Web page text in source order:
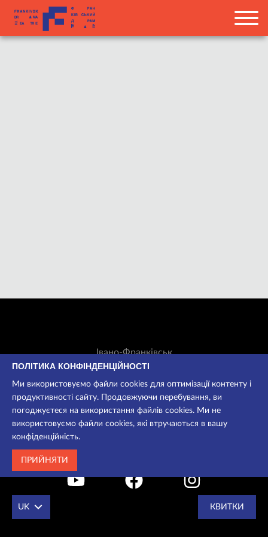
Івано-Франківськ
Незалежності, 42
Вт-Нд: 11:00-18:30
Каса:+38 050 535 13 00
Для довідок:+38 050 535 13 00
КВИТКИ
ПОЛІТИКА КОНФІНДЕНЦІЙНОСТІ
Ми використовуємо файли cookies для оптимізації контенту і
продуктивності сайту. Продовжуючи перебування, ви
погоджуєтеся на використання файлів cookies. Ми не
використовуємо файли cookies, які втручаються в вашу
конфіденційність.
ПРИЙНЯТИ
UK